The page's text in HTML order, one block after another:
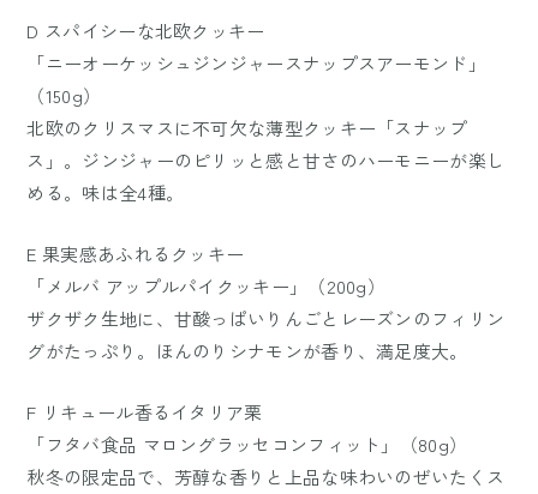
D スパイシーな北欧クッキー
「ニーオーケッシュジンジャースナップスアーモンド」
（150g）
北欧のクリスマスに不可欠な薄型クッキー「スナップ
ス」。ジンジャーのピリッと感と甘さのハーモニーが楽し
める。味は全4種。
E 果実感あふれるクッキー
「メルバ アップルパイクッキー」（200g）
ザクザク生地に、甘酸っぱいりんごとレーズンのフィリン
グがたっぷり。ほんのりシナモンが香り、満足度大。
F リキュール香るイタリア栗
「フタバ食品 マロングラッセコンフィット」（80g）
秋冬の限定品で、芳醇な香りと上品な味わいのぜいたくス